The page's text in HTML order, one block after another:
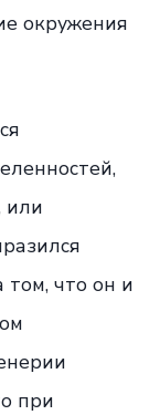
окружения
или
что он и
при